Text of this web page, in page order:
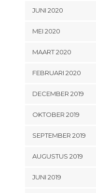
JUNI 2020
MEI 2020
MAART 2020
FEBRUARI 2020
DECEMBER 2019
OKTOBER 2019
SEPTEMBER 2019
AUGUSTUS 2019
JUNI 2019